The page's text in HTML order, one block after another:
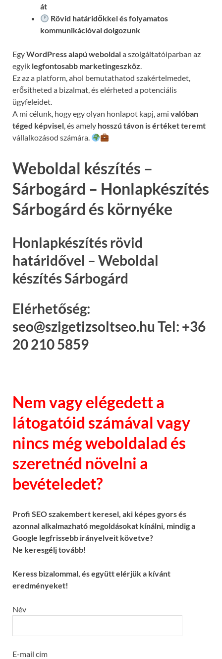
át
Rövid határidőkkel és folyamatos
kommunikációvaldolgozunk
EgyWordPress alapú weboldala szolgáltatóiparban az
egyik legfontosabb marketingeszköz.
Ez az a platform, ahol bemutathatod szakértelmedet,
erősítheted a bizalmat, és elérheted a potenciális
ügyfeleidet.
A mi célunk, hogy egy olyan honlapot kapj, ami valóban
téged képvisel, és amely hosszú távon is értéket teremt
vállalkozásod számára.
Weboldal készítés –
Sárbogárd – Honlapkészítés
Sárbogárd és környéke
Honlapkészítés rövid
határidővel – Weboldal
készítés Sárbogárd
Elérhetőség:
seo@szigetizsoltseo.hu Tel: +36
20 210 5859
Nem vagy elégedett a
látogatóid számával vagy
nincs még weboldalad és
szeretnéd növelni a
bevételedet?
Profi SEO szakembert keresel, aki képes gyors és
azonnal alkalmazható megoldásokat kínálni, mindig a
Google legfrissebb irányelveit követve?
Ne keresgélj tovább!
Keress bizalommal, és együtt elérjük a kívánt
eredményeket!
Név
E-mail cím